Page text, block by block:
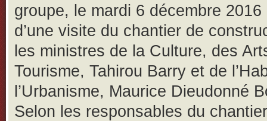
groupe, le mardi 6 décembre
d’une visite du chantier de
les ministres de la Culture, des
Tourisme, Tahirou Barry et de
l’Urbanisme, Maurice Dieudonné
Selon les responsables du